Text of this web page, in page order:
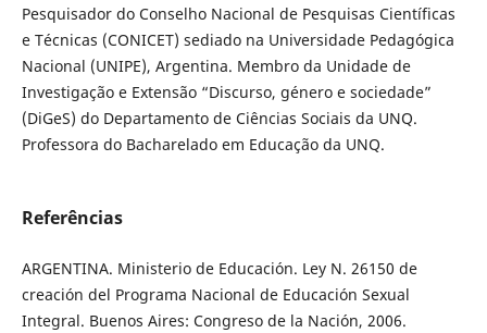
Pesquisador do Conselho Nacional de Pesquisas Científicas
e Técnicas (CONICET) sediado na Universidade Pedagógica
Nacional (UNIPE), Argentina. Membro da Unidade de
Investigação e Extensão “Discurso, género e sociedade”
(DiGeS) do Departamento de Ciências Sociais da UNQ.
Professora do Bacharelado em Educação da UNQ.
Referências
ARGENTINA. Ministerio de Educación. Ley N. 26150 de
creación del Programa Nacional de Educación Sexual
Integral. Buenos Aires: Congreso de la Nación, 2006.